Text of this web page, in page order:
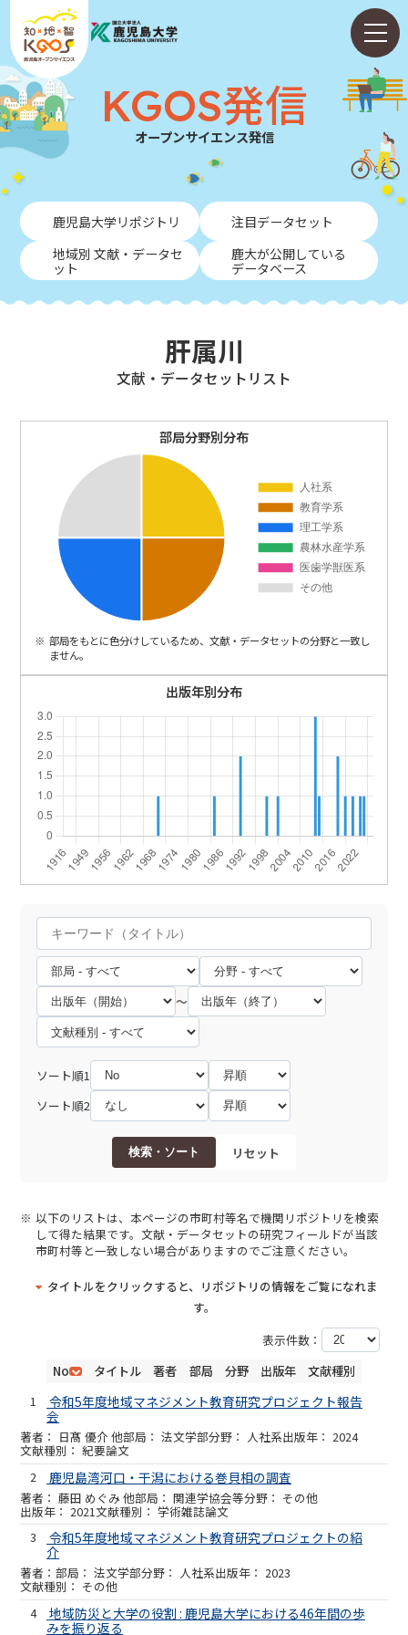
KGOS発信
オープンサイエンス発信
鹿児島大学リポジトリ
注目データセット
地域別 文献・データセ
ット
鹿大が公開している
データベース
肝属川
⽂献・データセットリスト
部局分野別分布
部局をもとに色分けしているため、文献・データセットの分野と一致し
ません。
出版年別分布
～
ソート順1
ソート順2
検索・ソート リセット
以下のリストは、本ページの市町村等名で機関リポジトリを検索
して得た結果です。文献・データセットの研究フィールドが当該
市町村等と一致しない場合がありますのでご注意ください。
タイトルをクリックすると、リポジトリの情報をご覧になれま
す。
表示件数：
No
タイトル 著者 部局 分野 出版年
文献種別
1
令和5年度地域マネジメント教育研究プロジェクト報告
会
日髙 優介 他 法文学部 人社系 2024
紀要論文
2
鹿児島湾河口・干潟における巻貝相の調査
藤田 めぐみ 他 関連学協会等 その他
2021
学術雑誌論文
3
令和5年度地域マネジメント教育研究プロジェクトの紹
介
法文学部 人社系 2023
その他
4
地域防災と大学の役割 : 鹿児島大学における46年間の歩
みを振り返る
ホーム
ABOUT
KGOS発信
NEWS
ENGLISH